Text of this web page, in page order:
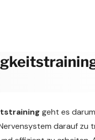
geht es
darauf zu